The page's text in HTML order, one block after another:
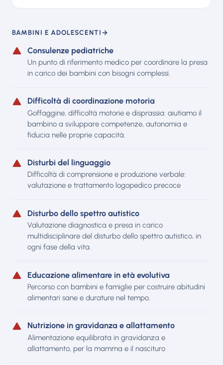
BAMBINI E ADOLESCENTI→
Consulenze pediatriche
Un punto di riferimento medico per coordinare la presa
in carico dei bambini con bisogni complessi.
Difficoltà di coordinazione motoria
Goffaggine, difficoltà motorie e disprassia: aiutiamo il
bambino a sviluppare competenze, autonomia e
fiducia nelle proprie capacità.
Disturbi del linguaggio
Difficoltà di comprensione e produzione verbale:
valutazione e trattamento logopedico precoce
Disturbo dello spettro autistico
Valutazione diagnostica e presa in carico
multidisciplinare del disturbo dello spettro autistico, in
ogni fase della vita.
Educazione alimentare in età evolutiva
Percorso con bambini e famiglie per costruire abitudini
alimentari sane e durature nel tempo.
Nutrizione in gravidanza e allattamento
Alimentazione equilibrata in gravidanza e
allattamento, per la mamma e il nascituro